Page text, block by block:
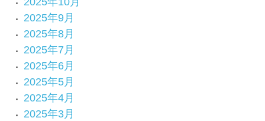
2025年9月
2025年8月
2025年7月
2025年6月
2025年5月
2025年4月
2025年3月